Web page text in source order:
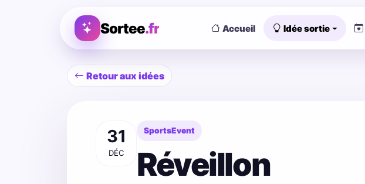
Sortee.fr Accueil Idée sortie
Retour aux idées
31
DÉC
SportsEvent
Réveillon